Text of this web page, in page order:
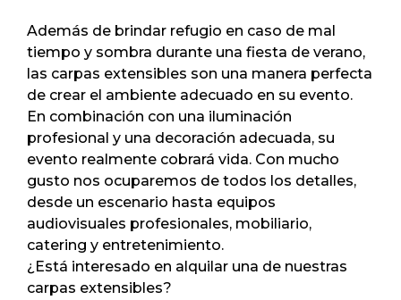
Además de brindar refugio en caso de mal
tiempo y sombra durante una fiesta de verano,
las carpas extensibles son una manera perfecta
de crear el ambiente adecuado en su evento.
En combinación con una iluminación
profesional y una decoración adecuada, su
evento realmente cobrará vida. Con mucho
gusto nos ocuparemos de todos los detalles,
desde un escenario hasta equipos
audiovisuales profesionales, mobiliario,
catering y entretenimiento.
¿Está interesado en alquilar una de nuestras
carpas extensibles?